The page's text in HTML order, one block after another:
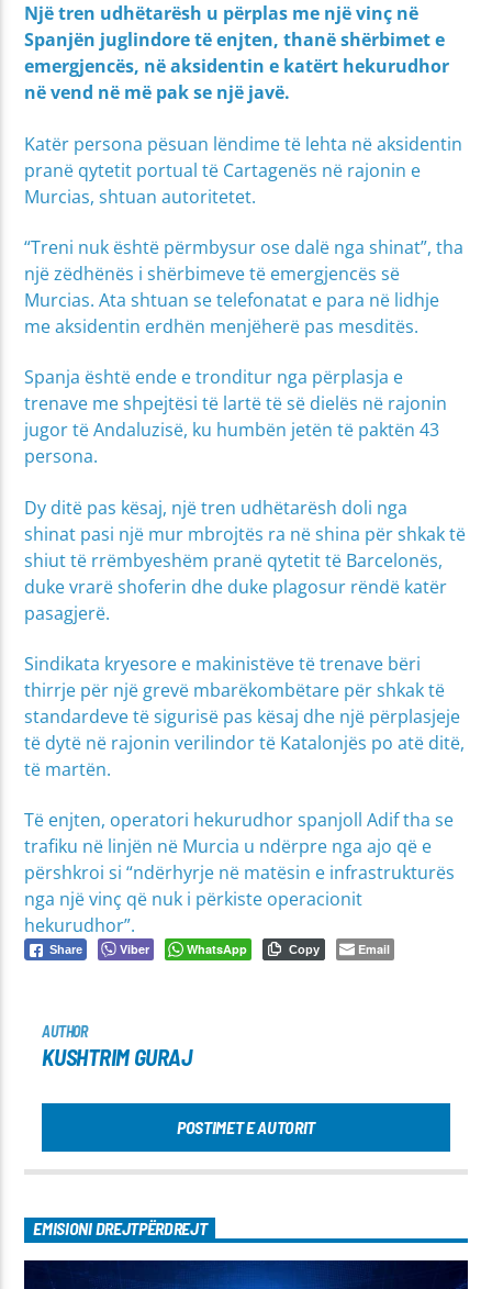
Një tren udhëtarësh u përplas me një vinç në
Spanjën juglindore të enjten, thanë shërbimet e
emergjencës, në aksidentin e katërt hekurudhor
në vend në më pak se një javë.
Katër persona pësuan lëndime të lehta në aksidentin
pranë qytetit portual të Cartagenës në rajonin e
Murcias, shtuan autoritetet.
“Treni nuk është përmbysur ose dalë nga shinat”, tha
një zëdhënës i shërbimeve të emergjencës së
Murcias. Ata shtuan se telefonatat e para në lidhje
me aksidentin erdhën menjëherë pas mesditës.
Spanja është ende e tronditur nga përplasja e
trenave me shpejtësi të lartë të së dielës në rajonin
jugor të Andaluzisë, ku humbën jetën të paktën 43
persona.
Dy ditë pas kësaj, një tren udhëtarësh doli nga
shinat pasi një mur mbrojtës ra në shina për shkak të
shiut të rrëmbyeshëm pranë qytetit të Barcelonës,
duke vrarë shoferin dhe duke plagosur rëndë katër
pasagjerë.
Sindikata kryesore e makinistëve të trenave bëri
thirrje për një grevë mbarëkombëtare për shkak të
standardeve të sigurisë pas kësaj dhe një përplasjeje
të dytë në rajonin verilindor të Katalonjës po atë ditë,
të martën.
Të enjten, operatori hekurudhor spanjoll Adif tha se
trafiku në linjën në Murcia u ndërpre nga ajo që e
përshkroi si “ndërhyrje në matësin e infrastrukturës
nga një vinç që nuk i përkiste operacionit
hekurudhor”.
Share Viber WhatsApp Copy Email
AUTHOR
KUSHTRIM GURAJ
POSTIMET E AUTORIT
EMISIONI DREJTPËRDREJT